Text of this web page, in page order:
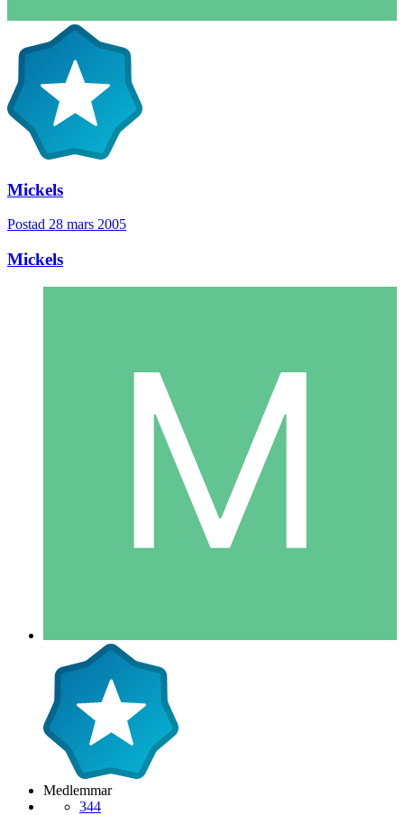
Mickels
Postad 28 mars 2005
Mickels
Medlemmar
344